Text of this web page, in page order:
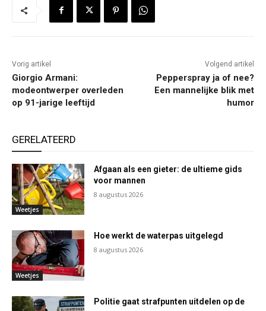
Vorig artikel
Giorgio Armani:
modeontwerper overleden
op 91-jarige leeftijd
Volgend artikel
Pepperspray ja of nee?
Een mannelijke blik met
humor
GERELATEERD
Weetjes
Afgaan als een gieter: de ultieme gids
voor mannen
8 augustus 2026
Weetjes
Hoe werkt de waterpas uitgelegd
8 augustus 2026
Politie gaat strafpunten uitdelen op de